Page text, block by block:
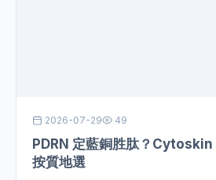
2026-07-29 49
PDRN 定藍銅胜肽？Cytoskin
按質地選